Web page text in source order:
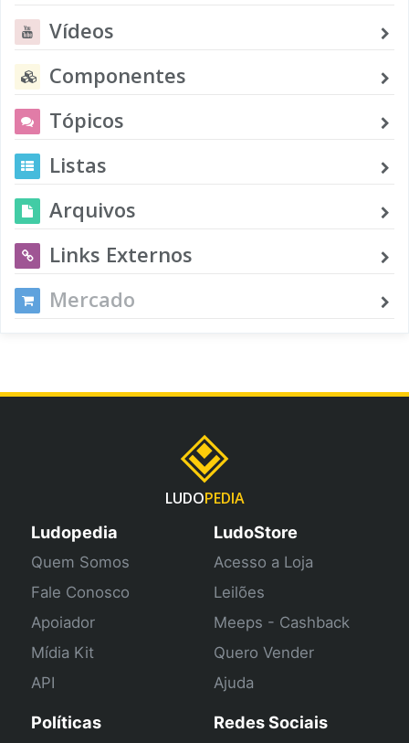
Vídeos
Componentes
Tópicos
Listas
Arquivos
Links Externos
Mercado
LUDOPEDIA
Ludopedia
Quem Somos
Fale Conosco
Apoiador
Mídia Kit
API
LudoStore
Acesso a Loja
Leilões
Meeps - Cashback
Quero Vender
Ajuda
Políticas Redes Sociais